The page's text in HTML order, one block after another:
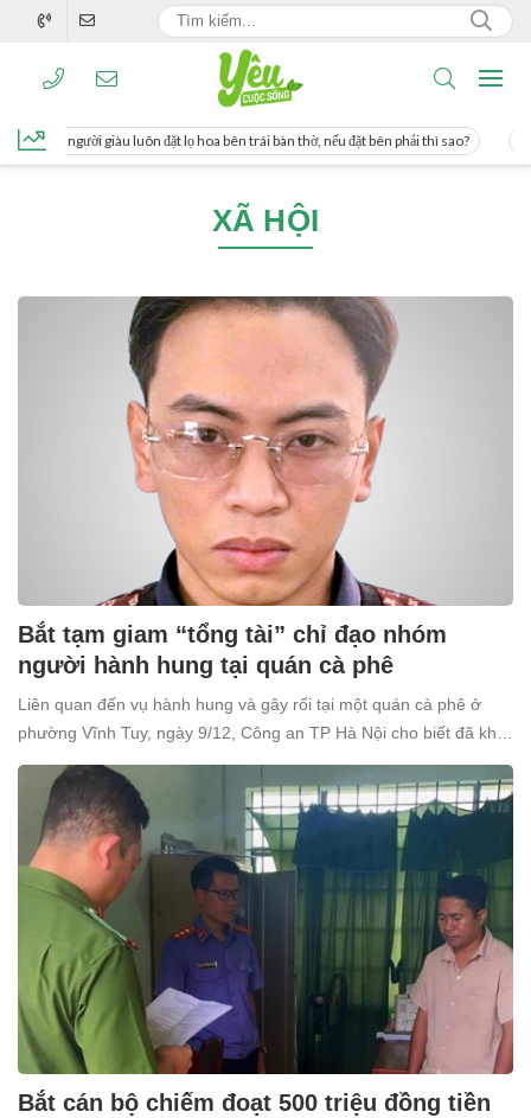
người giàu luôn đặt lọ hoa bên trái bàn thờ, nếu đặt bên phải thì sao?
XÃ HỘI
Bắt tạm giam “tổng tài” chỉ đạo nhóm
người hành hung tại quán cà phê
Liên quan đến vụ hành hung và gây rối tại một quán cà phê ở
phường Vĩnh Tuy, ngày 9/12, Công an TP Hà Nội cho biết đã khởi
tố và bắt tạm giam Nguyễn Văn Thiên (SN 1998, trú tại xã Ô
Diên, Hà Nội) để điều tra về tội “Gây rối trật tự công cộng”.
Bắt cán bộ chiếm đoạt 500 triệu đồng tiền